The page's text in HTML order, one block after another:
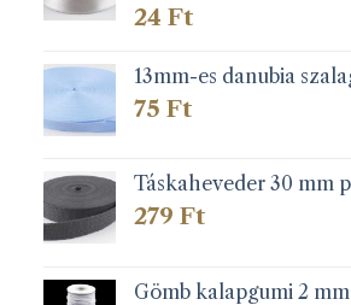
24 Ft
13mm-es danubia
75 Ft
Táskaheveder 30 mm
279 Ft
Gömb kalapgumi 2